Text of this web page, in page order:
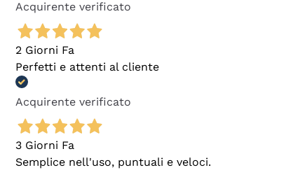
Acquirente verificato
2 Giorni Fa
Perfetti e attenti al cliente
Acquirente verificato
3 Giorni Fa
Semplice nell'uso, puntuali e veloci.